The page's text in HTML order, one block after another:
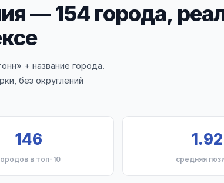
— 154 города,
+ название города.
без округлений
146
в топ-10
1.92
средняя